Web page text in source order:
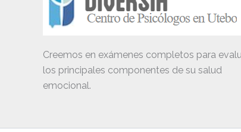
Creemos en exámenes completos para
los principales componentes de su salud
emocional.